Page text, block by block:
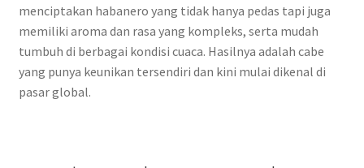
menciptakan habanero yang tidak hanya pedas tapi juga
memiliki aroma dan rasa yang kompleks, serta mudah
tumbuh di berbagai kondisi cuaca. Hasilnya adalah cabe
yang punya keunikan tersendiri dan kini mulai dikenal di
pasar global.